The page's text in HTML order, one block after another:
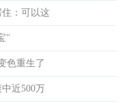
：可以这
"
色重生了
近500万